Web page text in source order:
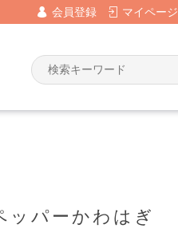
会員登録 マイページ
ッパーかわはぎ